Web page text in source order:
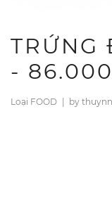
TRỨNG
-
Loại FOOD | by thuynn